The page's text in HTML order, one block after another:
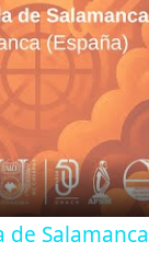
Salamanca